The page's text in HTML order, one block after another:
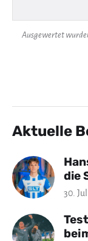
Ausgewertet
Aktuelle
die
30.